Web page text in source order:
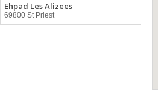
Ehpad Les Alizees
69800 St Priest